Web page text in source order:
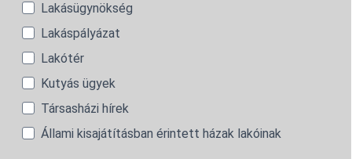
Lakásügynökség
Lakáspályázat
Lakótér
Kutyás ügyek
Társasházi hírek
Állami kisajátításban érintett házak lakóinak